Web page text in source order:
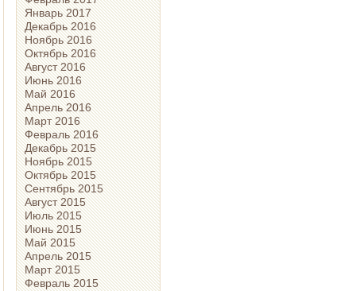
Январь 2017
Декабрь 2016
Ноябрь 2016
Октябрь 2016
Август 2016
Июнь 2016
Май 2016
Апрель 2016
Март 2016
Февраль 2016
Декабрь 2015
Ноябрь 2015
Октябрь 2015
Сентябрь 2015
Август 2015
Июль 2015
Июнь 2015
Май 2015
Апрель 2015
Март 2015
Февраль 2015